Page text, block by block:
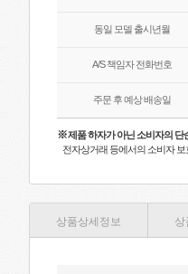
동일 모델 출시년월
A/S 책임자 전화번호
주문 후 예상 배송일
※제품 하자가 아닌 소비자의 단
전자상거래 등에서의 소비자 보
상품상세정보 상